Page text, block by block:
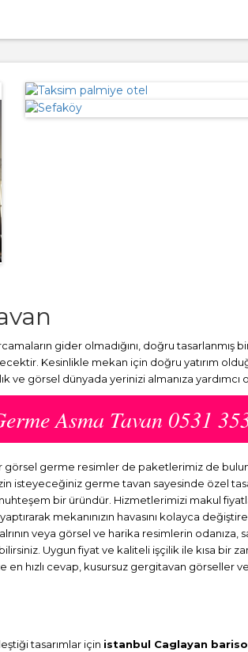
gider olmadığını, doğru tasarlanmış
Kesinlikle mekan için doğru yatırım
ve görsel dünyada yerinizi almanıza yardımcı
Asma Tavan 0531
görsel germe resimler de paketlerimiz de
isteyeceğiniz germe tavan sayesinde özel
bir üründür. Hizmetlerimizi makul
yaptırarak mekanınızın havasını kolayca
veya görsel ve harika resimlerin
Uygun fiyat ve kaliteli işçilik ile kısa bir
hızlı cevap, kusursuz gergitavan görseller ve
tasarımlar için istanbul Caglayan